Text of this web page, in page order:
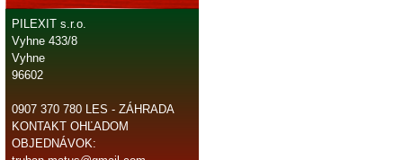
PILEXIT s.r.o.
Vyhne 433/8
Vyhne
96602
0907 370 780 LES - ZÁHRADA
KONTAKT OHĽADOM
OBJEDNÁVOK: